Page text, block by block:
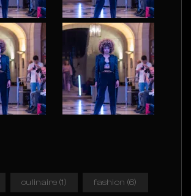
culinaire (1) fashion (6)